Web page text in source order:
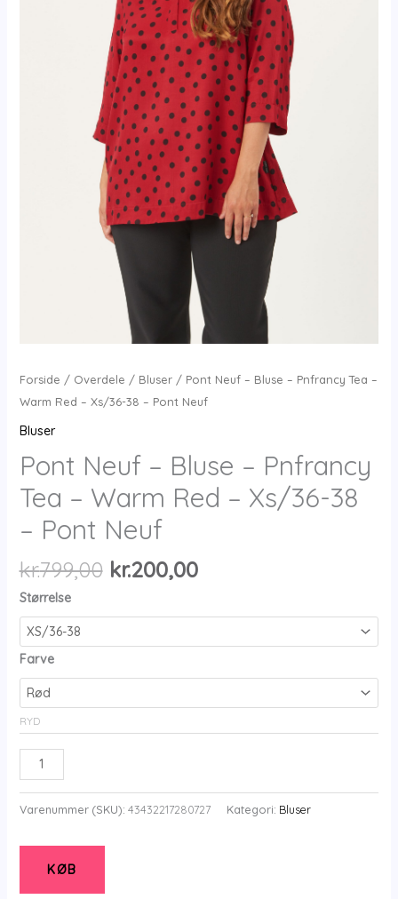
Forside / Overdele / Bluser/ Pont Neuf – Bluse – Pnfrancy Tea –
Warm Red – Xs/36-38 – Pont Neuf
Bluser
Pont Neuf – Bluse – Pnfrancy
Tea – Warm Red – Xs/36-38
– Pont Neuf
kr.799,00 Den
pris
kr.200,00Den
pris
Størrelse
Farve
RYD
Pont
Neuf
-
-
Pnfrancy
Tea
Varenummer (SKU): 43432217280727 Kategori: Bluser
KØB